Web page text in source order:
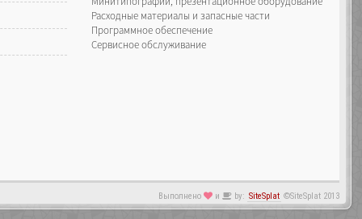
Расходные материалы и запасные части
Программное обеспечение
Сервисное обслуживание
Выполнено и by: SiteSplat ©SiteSplat 2013